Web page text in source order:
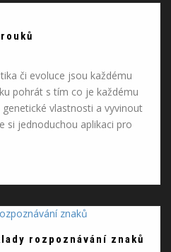
či evoluce jsou každému
pohrát s tím co je každému
vlastnosti a vyvinout
si jednoduchou aplikaci pro
rozpoznávání znaků